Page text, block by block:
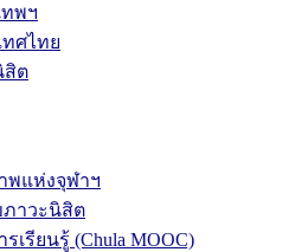
พฯ
ศไทย
สิต
พแห่งจุฬาฯ
ภาวะนิสิต
เรียนรู้ (Chula MOOC)